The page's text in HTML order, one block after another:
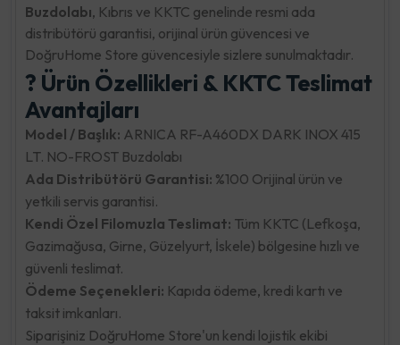
Buzdolabı, Kıbrıs ve KKTC genelinde resmi ada
distribütörü garantisi, orijinal ürün güvencesi ve
DoğruHome Store güvencesiyle sizlere sunulmaktadır.
? Ürün Özellikleri & KKTC Teslimat
Avantajları
Model / Başlık: ARNICA RF-A460DX DARK INOX 415
LT. NO-FROST Buzdolabı
Ada Distribütörü Garantisi: %100 Orijinal ürün ve
yetkili servis garantisi.
Kendi Özel Filomuzla Teslimat: Tüm KKTC (Lefkoşa,
Gazimağusa, Girne, Güzelyurt, İskele) bölgesine hızlı ve
güvenli teslimat.
Ödeme Seçenekleri: Kapıda ödeme, kredi kartı ve
taksit imkanları.
Siparişiniz DoğruHome Store'un kendi lojistik ekibi